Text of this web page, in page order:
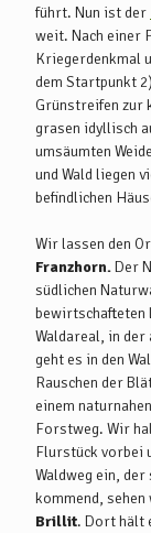
führt. Nun ist der
weit. Nach einer
Kriegerdenkmal
dem Startpunkt
Grünstreifen zur
grasen idyllisch
umsäumten
und Wald liegen
befindlichen
Wir lassen den
Franzhorn.Der
südlichen
bewirtschafteten
Waldareal, in
geht es in den
Rauschen der
einem
Forstweg. Wir
Flurstück vorbei
Waldweg ein, der
kommend,
Brillit. Dort hält